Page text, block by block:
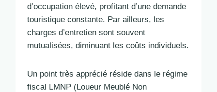
d’occupation élevé, profitant d’une demande
touristique constante. Par ailleurs, les
charges d’entretien sont souvent
mutualisées, diminuant les coûts individuels.
Un point très apprécié réside dans le régime
fiscal LMNP (Loueur Meublé Non